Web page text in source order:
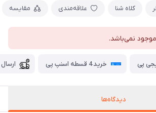
کلاه شنا علاقه‌مندی مقایسه
نمی‌باشد.
خرید 4 قسطه اسنپ پی
دیدگاه‌ها